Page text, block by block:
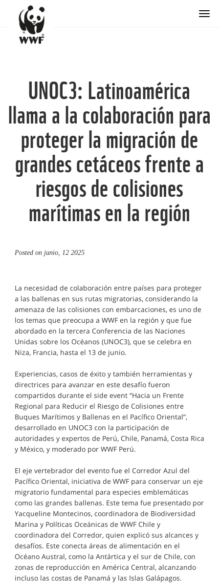
UNOC3: Latinoamérica
llama a la colaboración para
proteger la migración de
grandes cetáceos frente a
riesgos de colisiones
marítimas en la región
Posted on junio, 12 2025
La necesidad de colaboración entre países para proteger
a las ballenas en sus rutas migratorias, considerando la
amenaza de las colisiones con embarcaciones, es uno de
los temas que preocupa a WWF en la región y que fue
abordado en la tercera Conferencia de las Naciones
Unidas sobre los Océanos (UNOC3), que se celebra en
Niza, Francia, hasta el 13 de junio.
Experiencias, casos de éxito y también herramientas y
directrices para avanzar en este desafío fueron
compartidos durante el side event “Hacia un Frente
Regional para Reducir el Riesgo de Colisiones entre
Buques Marítimos y Ballenas en el Pacífico Oriental”,
desarrollado en UNOC3 con la participación de
autoridades y expertos de Perú, Chile, Panamá, Costa Rica
y México, y moderado por WWF Perú.
El eje vertebrador del evento fue el Corredor Azul del
Pacífico Oriental, iniciativa de WWF para conservar un eje
migratorio fundamental para especies emblemáticas
como las grandes ballenas. Este tema fue presentado por
Yacqueline Montecinos, coordinadora de Biodiversidad
Marina y Políticas Oceánicas de WWF Chile y
coordinadora del Corredor, quien explicó sus alcances y
desafíos. Este conecta áreas de alimentación en el
Océano Austral, como la Antártica y el sur de Chile, con
zonas de reproducción en América Central, alcanzando
incluso las costas de Panamá y las Islas Galápagos.